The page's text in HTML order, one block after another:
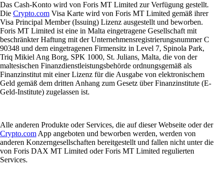
Das Cash-Konto wird von Foris MT Limited zur Verfügung gestellt.
Die Crypto.com Visa Karte wird von Foris MT Limited gemäß ihrer
Visa Principal Member (Issuing) Lizenz ausgestellt und beworben.
Foris MT Limited ist eine in Malta eingetragene Gesellschaft mit
beschränkter Haftung mit der Unternehmensregistrierungsnummer C
90348 und dem eingetragenen Firmensitz in Level 7, Spinola Park,
Triq Mikiel Ang Borg, SPK 1000, St. Julians, Malta, die von der
maltesischen Finanzdienstleistungsbehörde ordnungsgemäß als
Finanzinstitut mit einer Lizenz für die Ausgabe von elektronischem
Geld gemäß dem dritten Anhang zum Gesetz über Finanzinstitute (E-
Geld-Institute) zugelassen ist.
Alle anderen Produkte oder Services, die auf dieser Webseite oder der
Crypto.comApp angeboten und beworben werden, werden von
anderen Konzerngesellschaften bereitgestellt und fallen nicht unter die
von Foris DAX MT Limited oder Foris MT Limited regulierten
Services.